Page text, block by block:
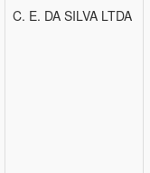
C. E. DA SILVA LTDA